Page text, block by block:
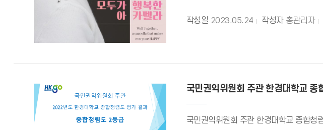
작성일 2023.05.24 작성자 총관리자
국민권익위원회 주관 한경대학교 종
국민권익위원회 주관 한경대학교 종합청